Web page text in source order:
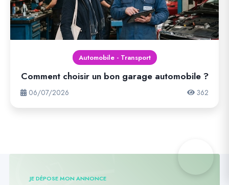
Automobile - Transport
Comment choisir un bon garage automobile ?
06/07/2026 362
JE DÉPOSE MON ANNONCE